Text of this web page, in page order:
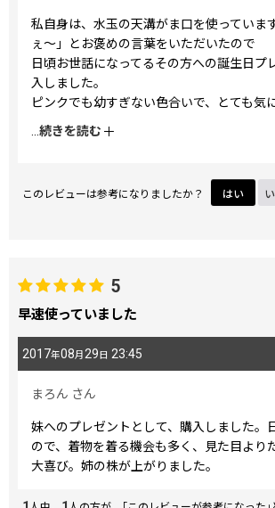
私自身は、水玉の天溝がま口を使っていま
ぇ〜」とお褒めの言葉をいただいたので
日頃お世話になってるその方への誕生日プ
入しました。
ピンクでも幼すぎない色合いで、とても気
ました。
よく和服を着る方ですが、普段も使うわ！
...続きを読む
このレビューは参考になりましたか？ はい
5
早速使っていました
2017年08月 29日 23:45
まろん さん
妹へのプレゼントとして、購入しました。
ので、着物を着る機会も多く、見た目より
大喜び。姉の株が上がりました。